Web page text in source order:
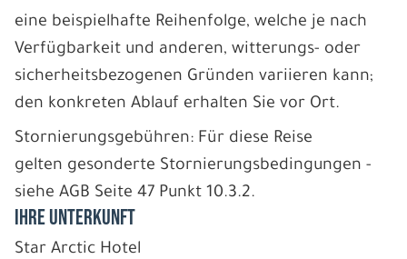
eine beispielhafte Reihenfolge, welche je nach
Verfügbarkeit und anderen, witterungs- oder
sicherheitsbezogenen Gründen variieren kann;
den konkreten Ablauf erhalten Sie vor Ort.
Stornierungsgebühren: Für diese Reise
gelten gesonderte Stornierungsbedingungen -
siehe AGB Seite 47 Punkt 10.3.2.
IHRE UNTERKUNFT
Star Arctic Hotel